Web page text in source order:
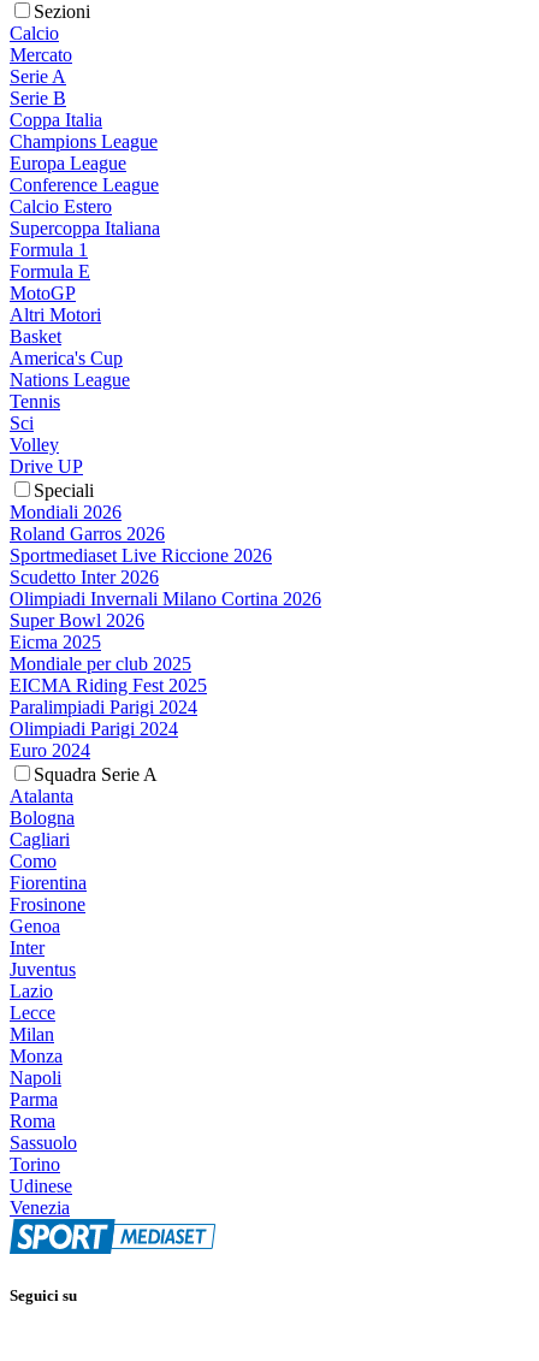
Sezioni
Calcio
Mercato
Serie A
Serie B
Coppa Italia
Champions League
Europa League
Conference League
Calcio Estero
Supercoppa Italiana
Formula 1
Formula E
MotoGP
Altri Motori
Basket
America's Cup
Nations League
Tennis
Sci
Volley
Drive UP
Speciali
Mondiali 2026
Roland Garros 2026
Sportmediaset Live Riccione 2026
Scudetto Inter 2026
Olimpiadi Invernali Milano Cortina 2026
Super Bowl 2026
Eicma 2025
Mondiale per club 2025
EICMA Riding Fest 2025
Paralimpiadi Parigi 2024
Olimpiadi Parigi 2024
Euro 2024
Squadra Serie A
Atalanta
Bologna
Cagliari
Como
Fiorentina
Frosinone
Genoa
Inter
Juventus
Lazio
Lecce
Milan
Monza
Napoli
Parma
Roma
Sassuolo
Torino
Udinese
Venezia
Seguici su